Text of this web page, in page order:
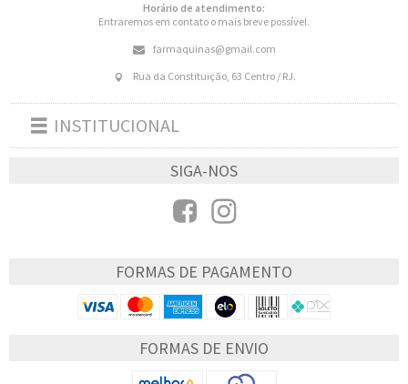
Horário de atendimento:
Entraremos em contato o mais breve possível.
farmaquinas@gmail.com
Rua da Constituição, 63 Centro / RJ.
Toggle
navigation
INSTITUCIONAL
SIGA-NOS
FORMAS DE PAGAMENTO
FORMAS DE ENVIO